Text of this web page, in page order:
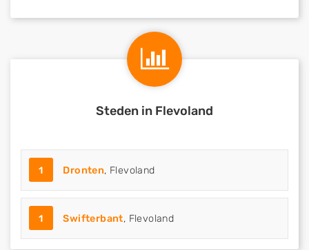
Steden in Flevoland
1 Dronten, Flevoland
1 Swifterbant, Flevoland